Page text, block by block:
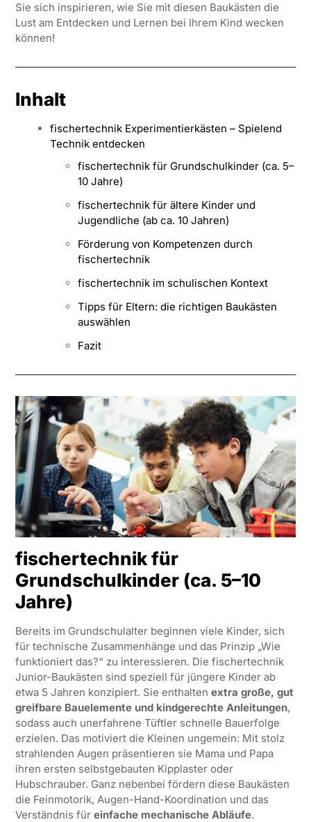
Sie sich inspirieren, wie Sie mit diesen Baukästen die
Lust am Entdecken und Lernen bei Ihrem Kind wecken
können!
Inhalt
fischertechnik Experimentierkästen – Spielend
Technik entdecken
fischertechnik für Grundschulkinder (ca. 5–
10 Jahre)
fischertechnik für ältere Kinder und
Jugendliche (ab ca. 10 Jahren)
Förderung von Kompetenzen durch
fischertechnik
fischertechnik im schulischen Kontext
Tipps für Eltern: die richtigen Baukästen
auswählen
Fazit
fischertechnik für
Grundschulkinder (ca. 5–10
Jahre)
Bereits im Grundschulalter beginnen viele Kinder, sich
für technische Zusammenhänge und das Prinzip „Wie
funktioniert das?“ zu interessieren. Die fischertechnik
Junior-Baukästen sind speziell für jüngere Kinder ab
etwa 5 Jahren konzipiert. Sie enthalten extra große, gut
greifbare Bauelemente und kindgerechte Anleitungen,
sodass auch unerfahrene Tüftler schnelle Bauerfolge
erzielen. Das motiviert die Kleinen ungemein: Mit stolz
strahlenden Augen präsentieren sie Mama und Papa
ihren ersten selbstgebauten Kipplaster oder
Hubschrauber. Ganz nebenbei fördern diese Baukästen
die Feinmotorik, Augen-Hand-Koordination und das
Verständnis für einfache mechanische Abläufe.